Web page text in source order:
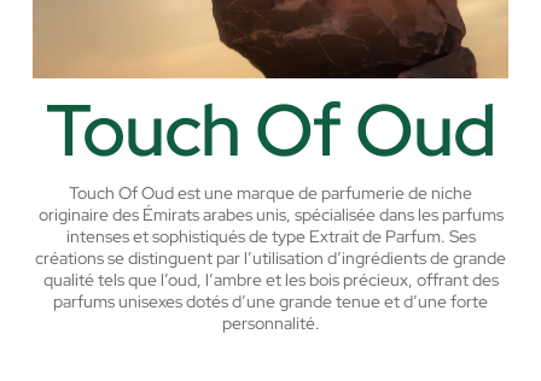
Touch Of Oud
Touch Of Oud est une marque de parfumerie de niche
originaire des Émirats arabes unis, spécialisée dans les parfums
intenses et sophistiqués de type Extrait de Parfum. Ses
créations se distinguent par l’utilisation d’ingrédients de grande
qualité tels que l’oud, l’ambre et les bois précieux, offrant des
parfums unisexes dotés d’une grande tenue et d’une forte
personnalité.